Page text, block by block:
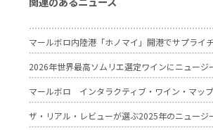
マールボロ内陸港「ホノマイ」開港でサプライ
2026年世界最高ソムリエ選定ワインにニュージ
マールボロ インタラクティブ・ワイン・マッ
ザ・リアル・レビューが選ぶ2025年のニュージ